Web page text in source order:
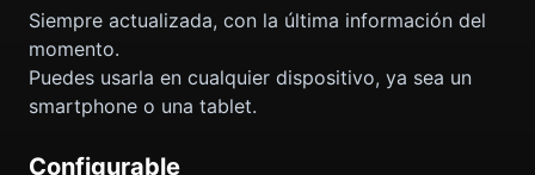
Siempre actualizada, con la última información del
momento.
Puedes usarla en cualquier dispositivo, ya sea un
smartphone o una tablet.
Configurable